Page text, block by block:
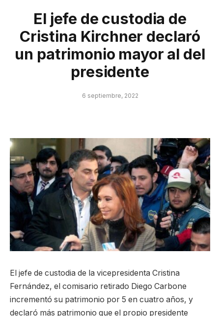
El jefe de custodia de
Cristina Kirchner declaró
un patrimonio mayor al del
presidente
6 septiembre, 2022
El jefe de custodia de la vicepresidenta Cristina
Fernández, el comisario retirado Diego Carbone
incrementó su patrimonio por 5 en cuatro años, y
declaró más patrimonio que el propio presidente